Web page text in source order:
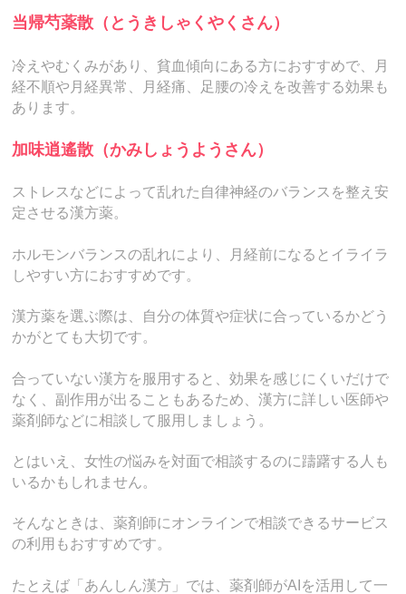
当帰芍薬散（とうきしゃくやくさん）
冷えやむくみがあり、貧血傾向にある方におすすめで、月
経不順や月経異常、月経痛、足腰の冷えを改善する効果も
あります。
加味逍遙散（かみしょうようさん）
ストレスなどによって乱れた自律神経のバランスを整え安
定させる漢方薬。
ホルモンバランスの乱れにより、月経前になるとイライラ
しやすい方におすすめです。
漢方薬を選ぶ際は、自分の体質や症状に合っているかどう
かがとても大切です。
合っていない漢方を服用すると、効果を感じにくいだけで
なく、副作用が出ることもあるため、漢方に詳しい医師や
薬剤師などに相談して服用しましょう。
とはいえ、女性の悩みを対面で相談するのに躊躇する人も
いるかもしれません。
そんなときは、薬剤師にオンラインで相談できるサービス
の利用もおすすめです。
たとえば「あんしん漢方」では、薬剤師がAIを活用して一